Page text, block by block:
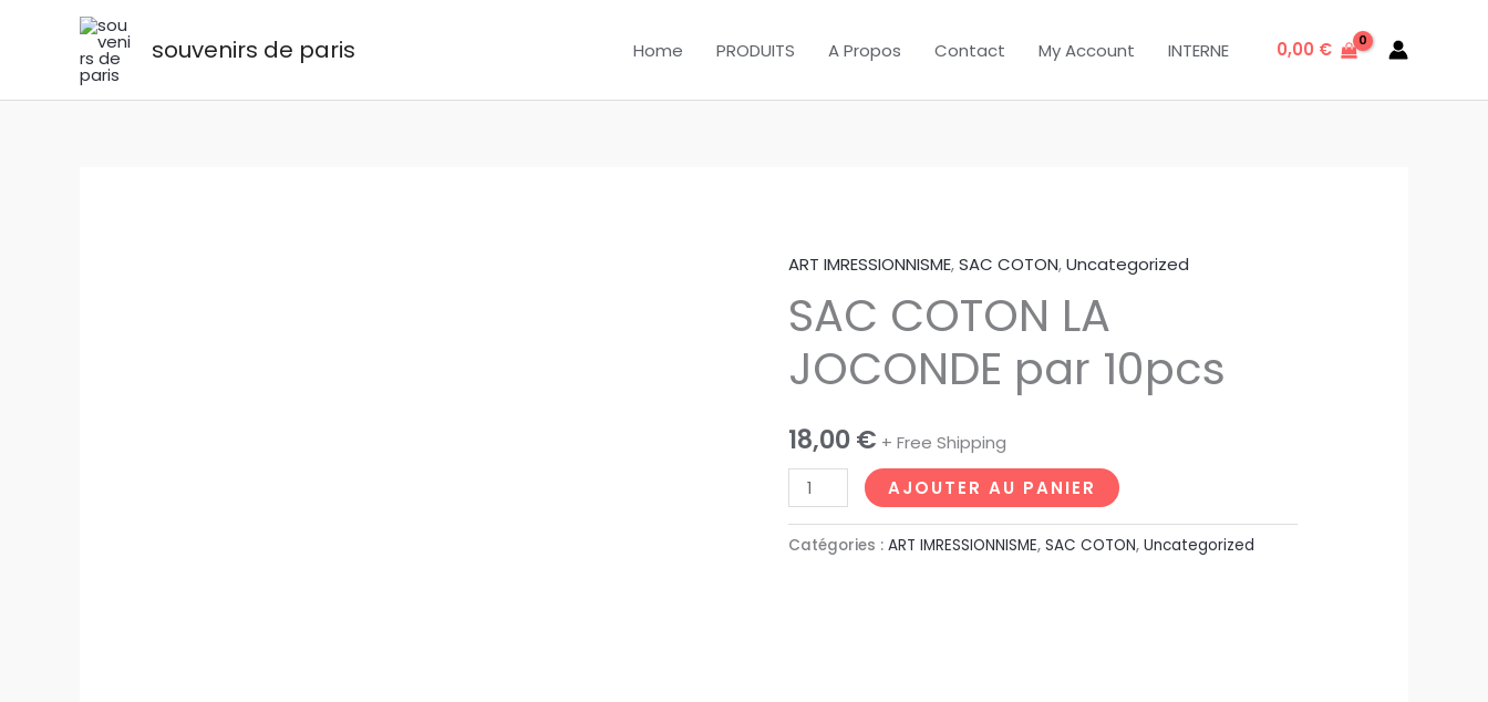
souvenirs de paris Home PRODUITS A Propos Contact My Account INTERNE 0,00 €
ART IMRESSIONNISME,SAC COTON,Uncategorized
SAC COTON LA
JOCONDE par 10pcs
18,00€ + Free Shipping
quantité
de
SAC
COTON
LA
par
10pcs
AJOUTER AU PANIER
Catégories : ART IMRESSIONNISME, SAC COTON, Uncategorized